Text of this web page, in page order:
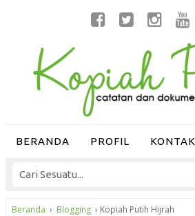
BERANDA PROFIL KONTAK
Beranda › Blogging › Kopiah Putih Hijrah